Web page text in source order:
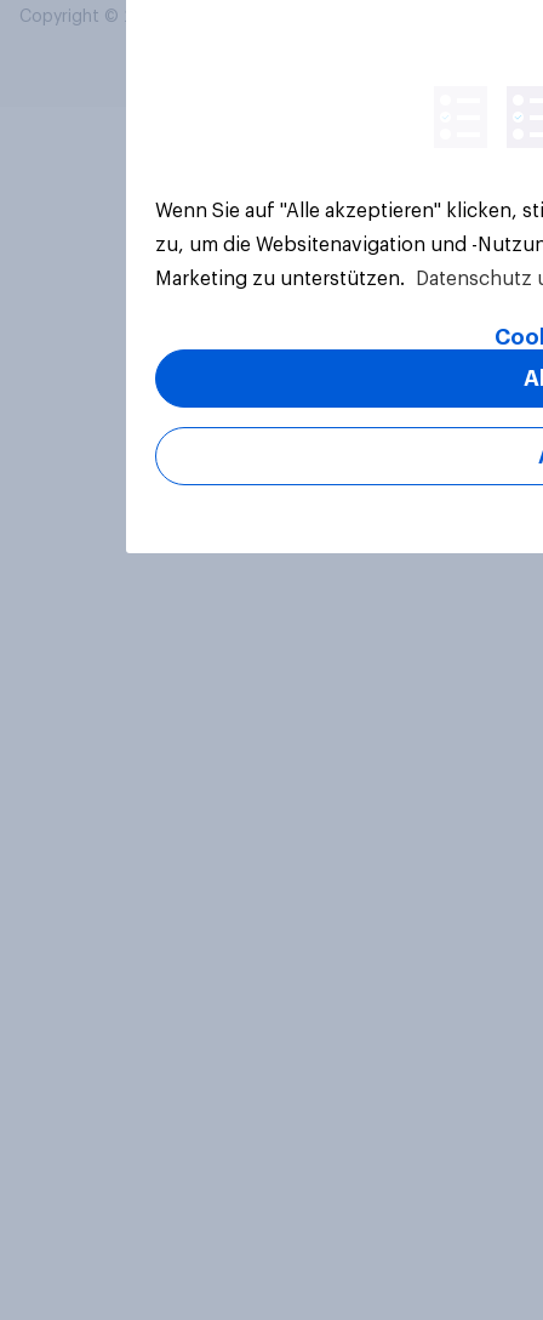
Copyright © 2026 YouGov PLC. Alle Rechte vorbehalten.
Wenn Sie auf "Alle akzeptieren" klicken,
zu, um die Websitenavigation und -
Marketing zu unterstützen.
Datenschutz